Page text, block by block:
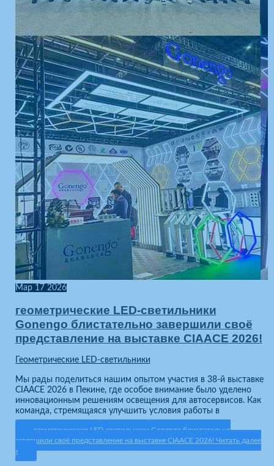
Мар 17 2026
геометрические LED-светильники
Gonengo блистательно завершили своё
представление на выставке CIAACE 2026!
Геометрические LED-светильники
Мы рады поделиться нашим опытом участия в 38-й выставке
CIAACE 2026 в Пекине, где особое внимание было уделено
инновационным решениям освещения для автосервисов. Как
команда, стремящаяся улучшить условия работы в
геометрические LED-светильники Gonengo блистательно
завершили своё представление на выставке CIAACE 2026! Читать далее
»